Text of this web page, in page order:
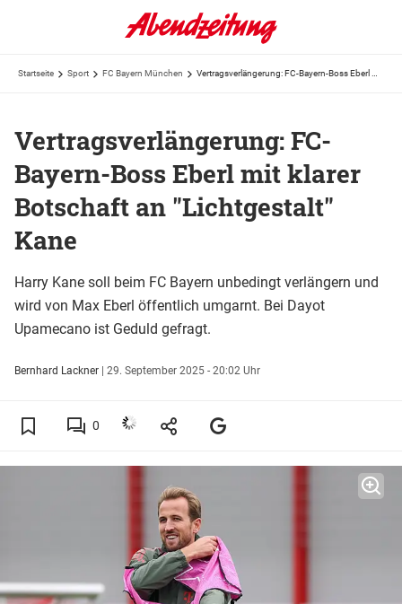
Startseite Sport FC Bayern München
Vertragsverlängerung: FC-
Bayern-Boss Eberl mit klarer
Botschaft an "Lichtgestalt"
Kane
Harry Kane soll beim FC Bayern unbedingt verlängern und
wird von Max Eberl öffentlich umgarnt. Bei Dayot
Upamecano ist Geduld gefragt.
Bernhard Lackner | 29. September 2025 - 20:02 Uhr
0